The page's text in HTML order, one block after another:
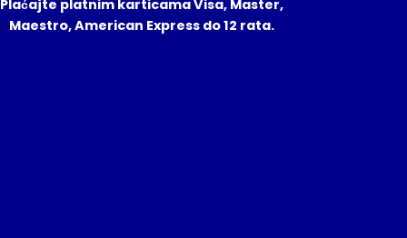
Plaćajte platnim karticama Visa, Master,
Maestro, American Express do 12 rata.